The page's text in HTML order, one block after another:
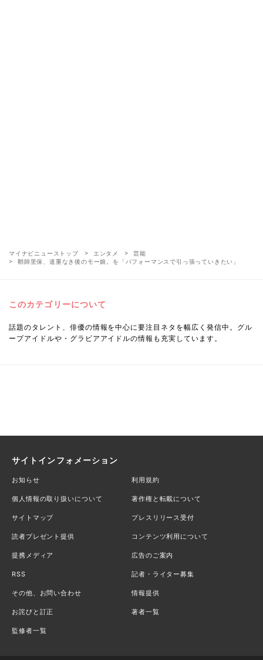
マイナビニューストップ エンタメ
芸能
鞘師里保、道重なき後のモー娘。を「パフォーマンスで引っ張っていきたい」
このカテゴリーについて
話題のタレント、俳優の情報を中心に要注目ネタを幅広く発信中。グル
ープアイドルや・グラビアアイドルの情報も充実しています。
サイトインフォメーション
お知らせ 利用規約
個人情報の取り扱いについて 著作権と転載について
サイトマップ プレスリリース受付
読者プレゼント提供 コンテンツ利用について
提携メディア 広告のご案内
RSS 記者・ライター募集
その他、お問い合わせ 情報提供
お詫びと訂正 著者一覧
監修者一覧